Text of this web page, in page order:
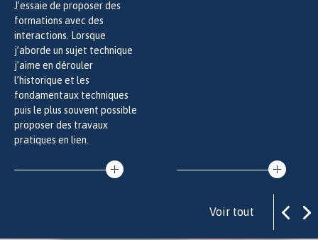
J’essaie de proposer des
formations avec des
interactions. Lorsque
j’aborde un sujet technique
j’aime en dérouler
l’historique et les
fondamentaux techniques
puis le plus souvent possible
proposer des travaux
pratiques en lien.
Voir tout